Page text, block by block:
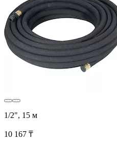
1/2", 15 м
10 167 ₸